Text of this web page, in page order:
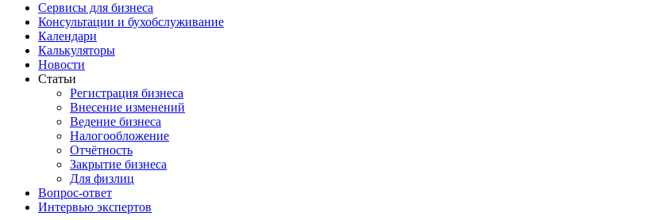
Сервисы для бизнеса
Консультации и бухобслуживание
Календари
Калькуляторы
Новости
Статьи
Регистрация бизнеса
Внесение изменений
Ведение бизнеса
Налогообложение
Отчётность
Закрытие бизнеса
Для физлиц
Вопрос-ответ
Интервью экспертов